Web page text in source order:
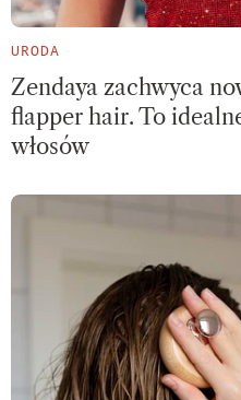
URODA
Zendaya zachwyca
flapper hair. To
włosów